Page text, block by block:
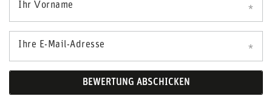
Ihr Vorname
Ihre E-Mail-Adresse
BEWERTUNG ABSCHICKEN